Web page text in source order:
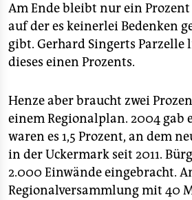
Am Ende bleibt nur ein Prozent
auf der es keinerlei Bedenken
gibt. Gerhard Singerts Parzelle
dieses einen Prozents.
Henze aber braucht zwei
einem Regionalplan. 2004 gab
waren es 1,5 Prozent, an dem
in der Uckermark seit 2011.
2.000 Einwände eingebracht.
Regionalversammlung mit 40